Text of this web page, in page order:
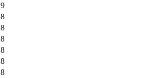
9
8
8
8
8
8
8